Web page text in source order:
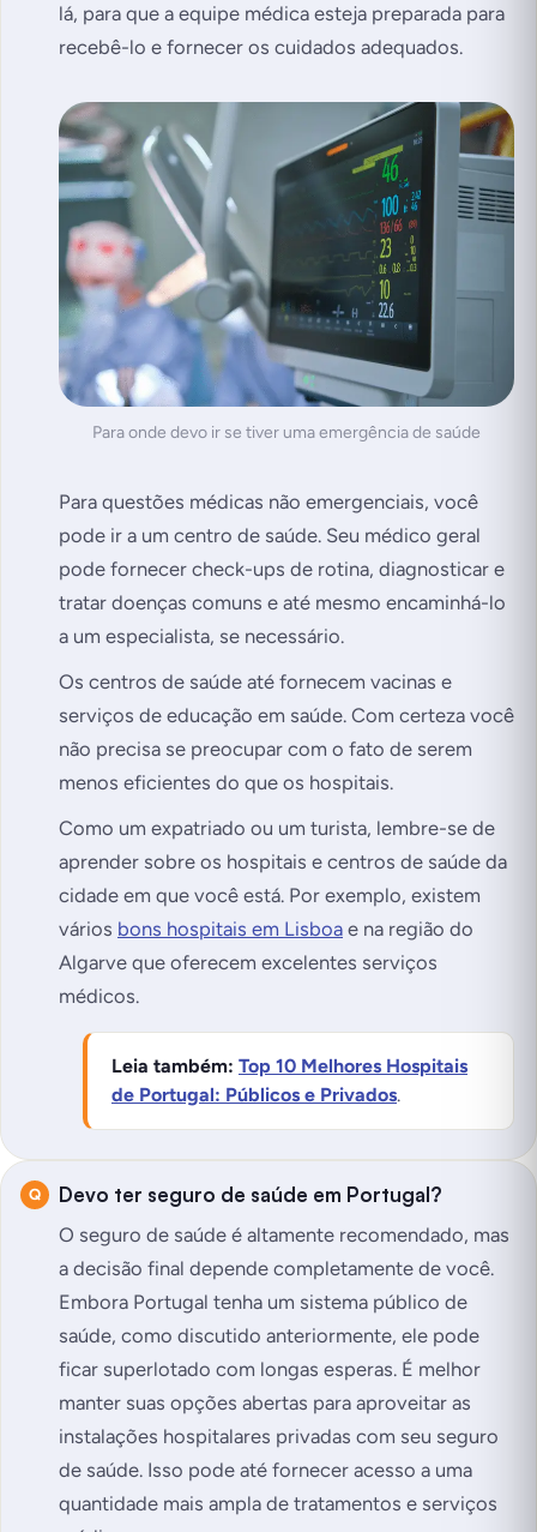
lá, para que a equipe médica esteja preparada para
recebê-lo e fornecer os cuidados adequados.
Para onde devo ir se tiver uma emergência de saúde
Para questões médicas não emergenciais, você
pode ir a um centro de saúde. Seu médico geral
pode fornecer check-ups de rotina, diagnosticar e
tratar doenças comuns e até mesmo encaminhá-lo
a um especialista, se necessário.
Os centros de saúde até fornecem vacinas e
serviços de educação em saúde. Com certeza você
não precisa se preocupar com o fato de serem
menos eficientes do que os hospitais.
Como um expatriado ou um turista, lembre-se de
aprender sobre os hospitais e centros de saúde da
cidade em que você está. Por exemplo, existem
vários bons hospitais em Lisboa e na região do
Algarve que oferecem excelentes serviços
médicos.
Leia também: Top 10 Melhores Hospitais
de Portugal: Públicos e Privados.
Devo ter seguro de saúde em Portugal?
O seguro de saúde é altamente recomendado, mas
a decisão final depende completamente de você.
Embora Portugal tenha um sistema público de
saúde, como discutido anteriormente, ele pode
ficar superlotado com longas esperas. É melhor
manter suas opções abertas para aproveitar as
instalações hospitalares privadas com seu seguro
de saúde. Isso pode até fornecer acesso a uma
quantidade mais ampla de tratamentos e serviços